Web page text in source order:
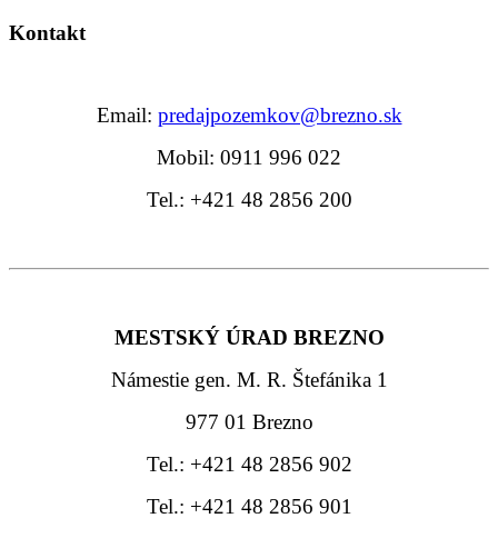
Kontakt
Email: predajpozemkov@brezno.sk
Mobil: 0911 996 022
Tel.: +421 48 2856 200
MESTSKÝ ÚRAD BREZNO
Námestie gen. M. R. Štefánika 1
977 01 Brezno
Tel.: +421 48 2856 902
Tel.: +421 48 2856 901